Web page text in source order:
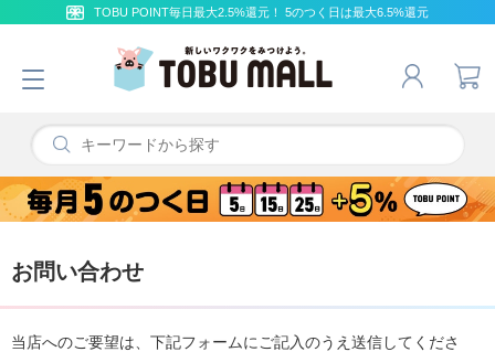
TOBU POINT毎日最大2.5%還元！ 5のつく日は最大6.5%還元
お問い合わせ
当店へのご要望は、下記フォームにご記入のうえ送信してくださ